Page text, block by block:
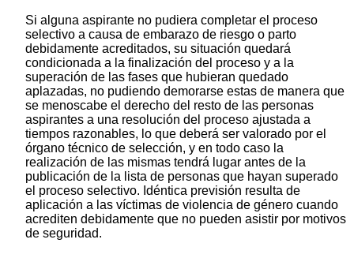
Si alguna aspirante no pudiera completar el proceso
selectivo a causa de embarazo de riesgo o parto
debidamente acreditados, su situación quedará
condicionada a la finalización del proceso y a la
superación de las fases que hubieran quedado
aplazadas, no pudiendo demorarse estas de manera que
se menoscabe el derecho del resto de las personas
aspirantes a una resolución del proceso ajustada a
tiempos razonables, lo que deberá ser valorado por el
órgano técnico de selección, y en todo caso la
realización de las mismas tendrá lugar antes de la
publicación de la lista de personas que hayan superado
el proceso selectivo. Idéntica previsión resulta de
aplicación a las víctimas de violencia de género cuando
acrediten debidamente que no pueden asistir por motivos
de seguridad.